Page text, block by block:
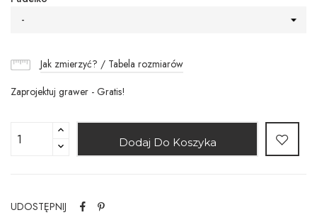
-
Jak zmierzyć? / Tabela rozmiarów
Zaprojektuj grawer - Gratis!
Dodaj Do Koszyka
UDOSTĘPNIJ